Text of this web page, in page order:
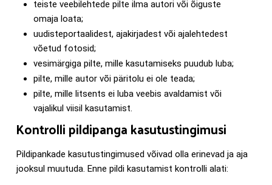
teiste veebilehtede pilte ilma autori või õiguste
omaja loata;
uudisteportaalidest, ajakirjadest või ajalehtedest
võetud fotosid;
vesimärgiga pilte, mille kasutamiseks puudub luba;
pilte, mille autor või päritolu ei ole teada;
pilte, mille litsents ei luba veebis avaldamist või
vajalikul viisil kasutamist.
Kontrolli pildipanga kasutustingimusi
Pildipankade kasutustingimused võivad olla erinevad ja aja
jooksul muutuda. Enne pildi kasutamist kontrolli alati: